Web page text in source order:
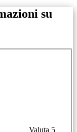
su
Valuta 5